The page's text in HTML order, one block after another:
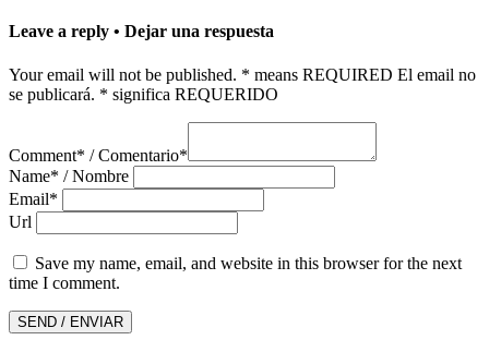
Leave a reply • Dejar una respuesta
Your email will not be published. * means REQUIRED El email no
se publicará. * significa REQUERIDO
Comment* / Comentario*
Name* / Nombre
Email*
Url
Save my name, email, and website in this browser for the next
time I comment.